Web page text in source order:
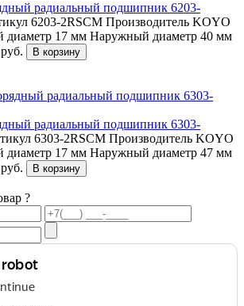
радиальный подшипник 6203-
6203-2RSCM Производитель KOYO
диаметр 17 мм Наружный диаметр 40 мм
руб. В корзину
радиальный подшипник 6303-
6303-2RSCM Производитель KOYO
диаметр 17 мм Наружный диаметр 47 мм
руб. В корзину
?